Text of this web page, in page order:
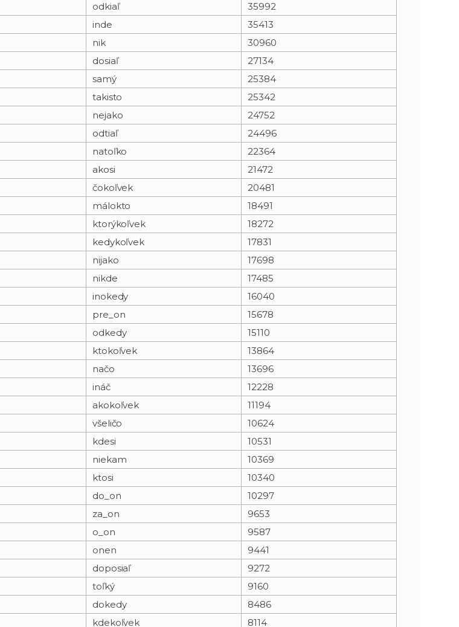
odkiaľ
35992
inde
35413
nik
30960
dosiaľ
27134
samý
25384
takisto
25342
nejako
24752
odtiaľ
24496
natoľko
22364
akosi
21472
čokoľvek
20481
málokto
18491
ktorýkoľvek
18272
kedykoľvek
17831
nijako
17698
nikde
17485
inokedy
16040
pre_on
15678
odkedy
15110
ktokoľvek
13864
načo
13696
ináč
12228
akokoľvek
11194
všeličo
10624
kdesi
10531
niekam
10369
ktosi
10340
do_on
10297
za_on
9653
o_on
9587
onen
9441
doposiaľ
9272
toľký
9160
dokedy
8486
kdekoľvek 8114